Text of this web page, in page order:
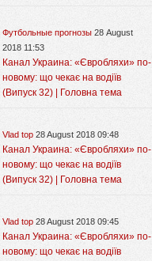
Футбольные прогнозы 28 August
2018 11:53
Канал Украина: «Євробляхи» по-
новому: що чекає на водіїв
(Випуск 32) | Головна тема
Vlad top 28 August 2018 09:48
Канал Украина: «Євробляхи» по-
новому: що чекає на водіїв
(Випуск 32) | Головна тема
Vlad top 28 August 2018 09:45
Канал Украина: «Євробляхи» по-
новому: що чекає на водіїв